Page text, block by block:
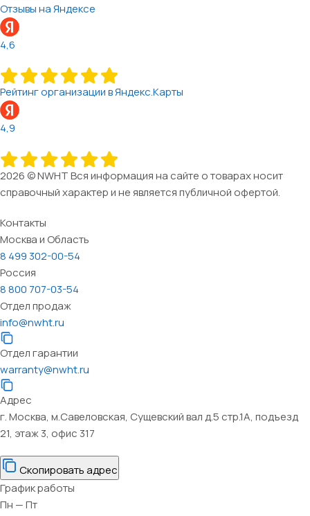
Отзывы на Яндексе
4,6
Рейтинг организации в Яндекс.Карты
4,9
2026 © NWHT Вся информация на сайте о товарах носит
справочный характер и не является публичной офертой.
Контакты
Москва и Область
8 499 302-00-54
Россия
8 800 707-03-54
Отдел продаж
info@nwht.ru
Отдел гарантии
warranty@nwht.ru
Адрес
г. Москва, м.Савеловская, Сущевский вал д.5 стр.1А, подъезд
21, этаж 3, офис 317
Скопировать адрес
График работы
Пн — Пт